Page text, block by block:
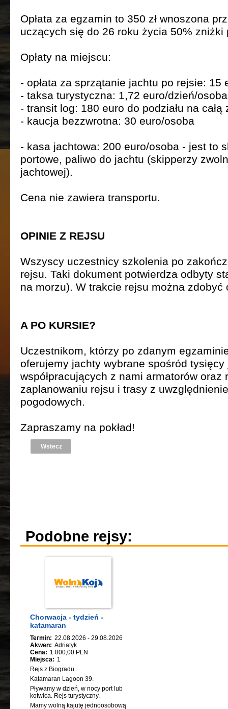
Opłata za egzamin to 350 zł wnoszona
uczących się do 26 roku życia 50%
Opłaty na miejscu:
- opłata za sprzątanie jachtu po rejsie: 15
- taksa turystyczna: 1,72 euro/dzień/osoba
- transit log: 180 euro do podziału na całą
- kaucja bezzwrotna: 30 euro/osoba
- kasa jachtowa: 200 euro/osoba - jest to
portowe, paliwo do jachtu (skipperzy
jachtowej).
Cena nie zawiera transportu.
OPINIE Z REJSU
Wszyscy uczestnicy szkolenia po
rejsu. Taki dokument potwierdza odbyty
na morzu). W trakcie rejsu można zdobyć
A PO KURSIE?
Uczestnikom, którzy po zdanym
oferujemy jachty wybrane spośród
współpracujących z nami armatorów oraz
zaplanowaniu rejsu i trasy z
pogodowych.
Zapraszamy na pokład!
Wstecz
Podobne rejsy:
Chorwacja - tydzień -
katamaran
Termin: 22.08.2026 - 29.08.2026
Akwen: Adriatyk
Cena: 1 800,00 PLN
Miejsca: 1
Rejs z Biogradu.
Katamaran Lagoon 39.
Pływamy w dzień, w nocy port lub
kotwica. Rejs turystyczny.
Mamy wolną kajutę jednoosobową